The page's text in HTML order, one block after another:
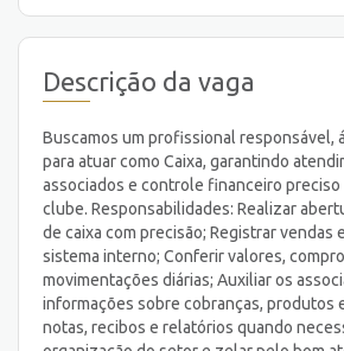
Descrição da vaga
Buscamos um profissional responsável,
para atuar como Caixa, garantindo
associados e controle financeiro preciso
clube. Responsabilidades: Realizar
de caixa com precisão; Registrar vendas
sistema interno; Conferir valores,
movimentações diárias; Auxiliar os
informações sobre cobranças, produtos
notas, recibos e relatórios quando